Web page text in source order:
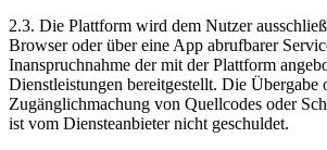
2.3. Die Plattform wird dem Nutzer
Browser oder über eine App abrufbarer
Inanspruchnahme der mit der Plattform
Dienstleistungen bereitgestellt. Die Übergabe
Zugänglichmachung von Quellcodes oder
ist vom Diensteanbieter nicht geschuldet.